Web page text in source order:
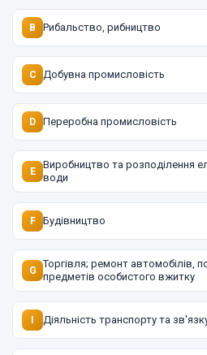
B Рибальство, рибництво
C Добувна промисловість
D Переробна промисловість
E
Виробництво та розподілення
води
F Будівництво
G
Торгівля; ремонт автомобілів,
предметів особистого вжитку
I Діяльність транспорту та